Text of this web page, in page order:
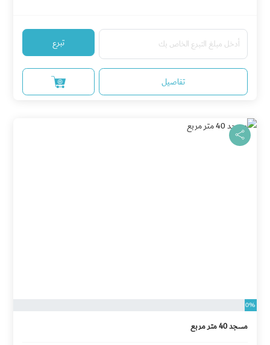
تبرع
تفاصيل
0%
مسجد 40 متر مربع